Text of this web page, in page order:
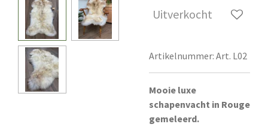
Uitverkocht
Artikelnummer: Art. L02
Mooie luxe
schapenvacht in Rouge
gemeleerd.